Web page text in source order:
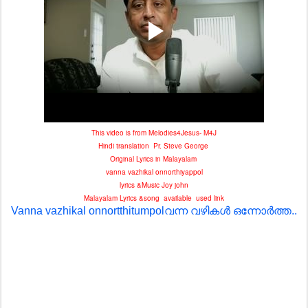
This video is from Melodies4Jesus- M4J
Hindi translation Pr. Steve George
Original Lyrics in Malayalam
vanna vazhikal onnorthiyappol
lyrics &Music Joy john
Malayalam Lyrics &song available used link
Vanna vazhikal onnortthitumpolവന്ന വഴികൾ ഒന്നോർത്ത..